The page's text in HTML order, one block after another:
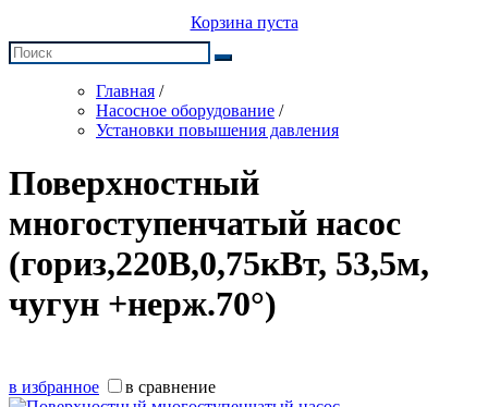
Корзина пуста
Главная /
Насосное оборудование /
Установки повышения давления
Поверхностный
многоступенчатый насос
(гориз,220В,0,75кВт, 53,5м,
чугун +нерж.70°)
в избранное в сравнение